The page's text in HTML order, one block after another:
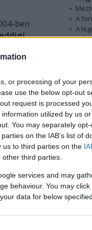
or processing of your
use the below opt-out
request is processed
utilized by us
You may separately
on the IAB’s list of
us to third parties on the
third parties.
services and may
behaviour. You may
data for below
ben
a Hold
A
A